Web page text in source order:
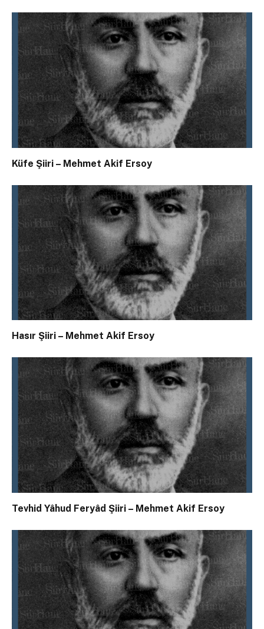
Küfe Şiiri – Mehmet Akif Ersoy
Hasır Şiiri – Mehmet Akif Ersoy
Tevhid Yâhud Feryâd Şiiri – Mehmet Akif Ersoy